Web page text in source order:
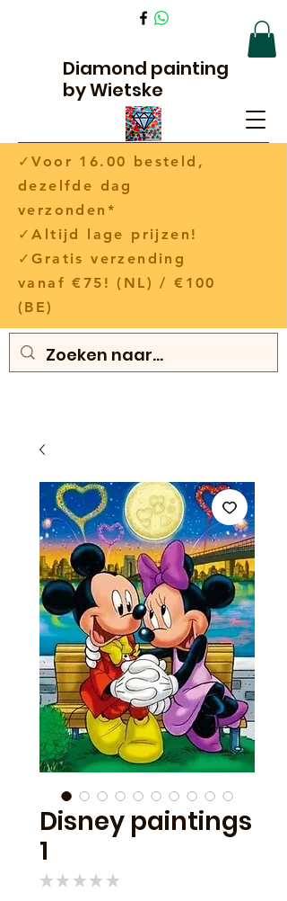
Diamond painting
by Wietske
✓Voor 16.00 besteld,
dezelfde dag
verzonden*
✓Altijd lage prijzen!
✓Gratis verzending
vanaf €75! (NL) / €100
(BE)
Disney paintings
1
★ ★ ★ ★ ★